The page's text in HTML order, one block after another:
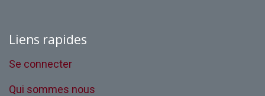
Liens rapides
Se connecter
Qui sommes nous